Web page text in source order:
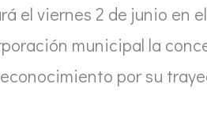
el viernes 2 de junio en
municipal la
por su